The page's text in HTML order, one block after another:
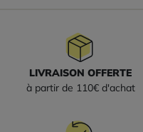
LIVRAISON OFFERTE
à partir de 110€ d'achat